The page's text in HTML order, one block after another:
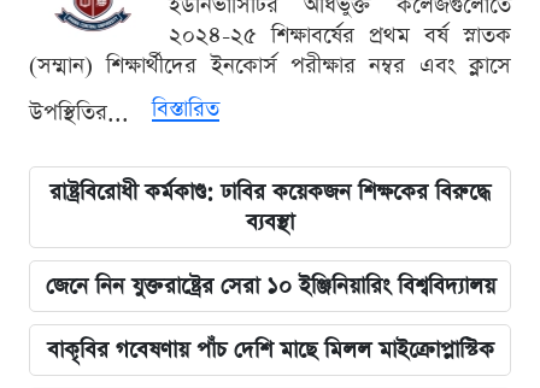
২০২৪-২৫ শিক্ষাবর্ষের প্রথম বর্ষ স্নাতক
(সম্মান) শিক্ষার্থীদের ইনকোর্স পরীক্ষার নম্বর এবং ক্লাসে
উপস্থিতির...
বিস্তারিত
রাষ্ট্রবিরোধী কর্মকাণ্ড: ঢাবির কয়েকজন শিক্ষকের বিরুদ্ধে
ব্যবস্থা
জেনে নিন যুক্তরাষ্ট্রের সেরা ১০ ইঞ্জিনিয়ারিং বিশ্ববিদ্যালয়
বাকৃবির গবেষণায় পাঁচ দেশি মাছে মিলল মাইক্রোপ্লাস্টিক